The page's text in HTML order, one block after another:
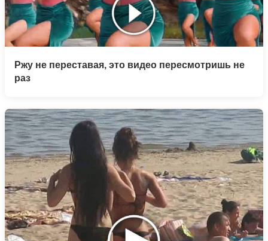
Ржу не переставая, это видео пересмотришь не
раз